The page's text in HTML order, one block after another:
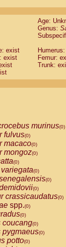
(0)
(0)
(0)
spp.
(0)
(0)
(0)
(0)
(0)
(0)
(0)
(0)
(0)
(0)
(0)
(0)
cana
calvus
Age:
Genus:
exist
exist
Femur:
Trunk:
murinus(0)
fulvus(0)
macaco(0)
mongoz(0)
(0)
(0)
(0)
(0)
crassicaudatus(0)
spp.(0)
(0)
coucang(0)
pygmaeus(0)
potto(0)